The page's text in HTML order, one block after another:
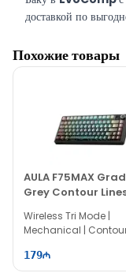
доставкой по
Похожие товары
AULA F75MAX
Grey Contour
Механическая
Wireless Tri Mode |
Mechanical |
179